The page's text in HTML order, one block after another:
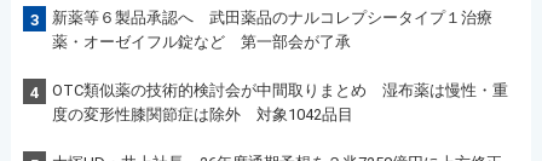
3
新薬等６製品承認へ 武田薬品のナルコレプシータイプ１治療
薬・オーゼイフル錠など 第一部会が了承
4
OTC類似薬の技術的検討会が中間取りまとめ 湿布薬は慢性・重
度の変形性膝関節症は除外 対象1042品目